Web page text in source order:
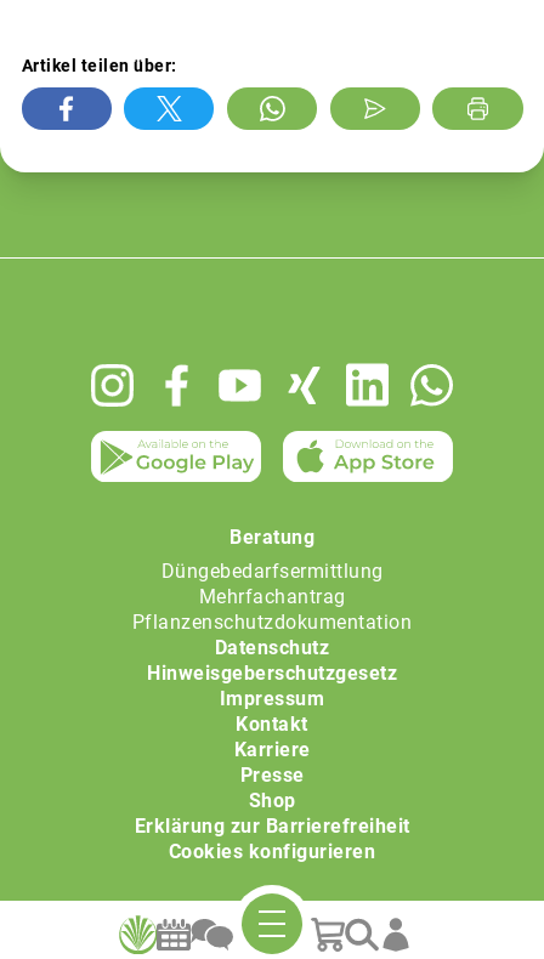
Artikel teilen über:
Beratung
Düngebedarfsermittlung
Mehrfachantrag
Pflanzenschutzdokumentation
Datenschutz
Hinweisgeberschutzgesetz
Impressum
Kontakt
Karriere
Presse
Shop
Erklärung zur Barrierefreiheit
Cookies konfigurieren